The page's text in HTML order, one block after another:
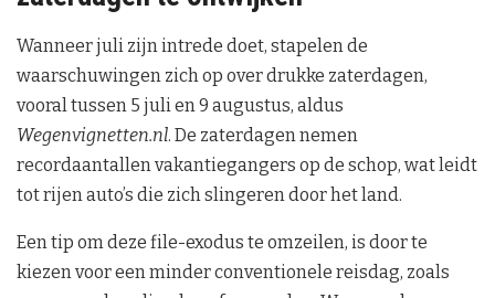
Wanneer juli zijn intrede doet, stapelen de
waarschuwingen zich op over drukke zaterdagen,
vooral tussen 5 juli en 9 augustus, aldus
Wegenvignetten.nl. De zaterdagen nemen
recordaantallen vakantiegangers op de schop, wat leidt
tot rijen auto’s die zich slingeren door het land.
Een tip om deze file-exodus te omzeilen, is door te
kiezen voor een minder conventionele reisdag, zoals